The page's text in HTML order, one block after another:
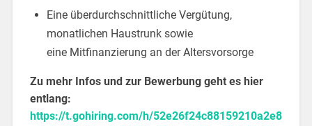
Eine überdurchschnittliche Vergütung,
monatlichen Haustrunk sowie
eine Mitfinanzierung an der Altersvorsorge
Zu mehr Infos und zur Bewerbung geht es hier
entlang:
https://t.gohiring.com/h/52e26f24c88159210a2e8